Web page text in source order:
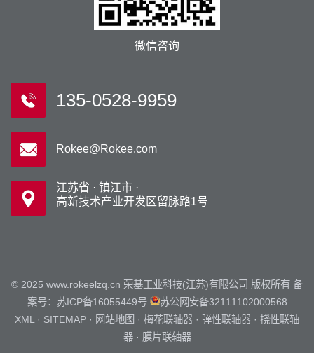
微信咨询
135-0528-9959
Rokee@Rokee.com
江苏省 · 镇江市 ·
高新技术产业开发区留脉路1号
© 2025 www.rokeelzq.cn 荣基工业科技(江苏)有限公司 版权所有 备
案号： 苏ICP备16055449号
苏公网安备32111102000568
XML · SITEMAP · 网站地图 · 梅花联轴器 · 弹性联轴器 · 挠性联轴
器 · 膜片联轴器